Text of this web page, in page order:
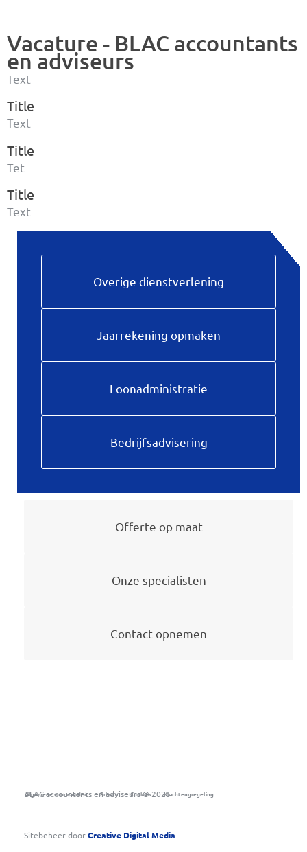
Vacature - BLAC accountants
en adviseurs
Text
Title
Text
Title
Tet
Title
Text
Overige dienstverlening
Jaarrekening opmaken
Loonadministratie
Bedrijfsadvisering
Offerte op maat
Onze specialisten
Contact opnemen
BLAC accountants en adviseurs © 2025
Algemene voorwaarden Privacy Cookies Klachtengregeling
Sitebeheer doorCreative Digital Media